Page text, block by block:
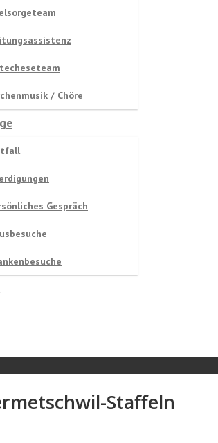
/ Chöre
Gespräch
Staffeln